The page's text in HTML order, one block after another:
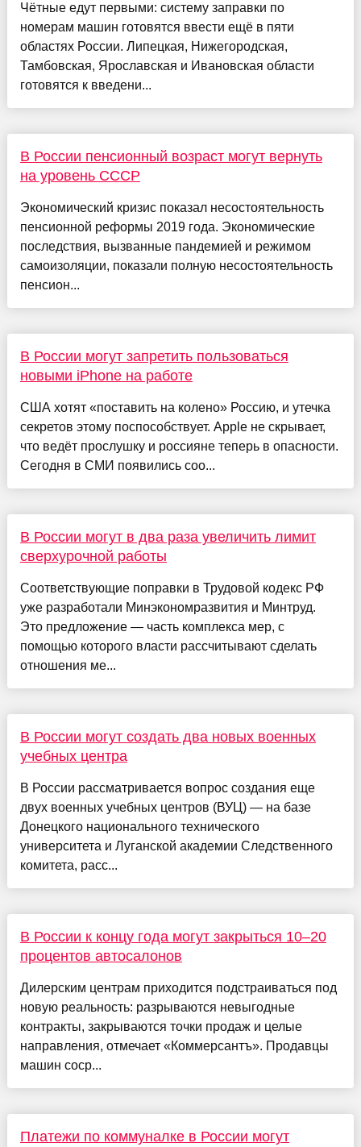
Чётные едут первыми: систему заправки по
номерам машин готовятся ввести ещё в пяти
областях России. Липецкая, Нижегородская,
Тамбовская, Ярославская и Ивановская области
готовятся к введени...
В России пенсионный возраст могут вернуть
на уровень СССР
Экономический кризис показал несостоятельность
пенсионной реформы 2019 года. Экономические
последствия, вызванные пандемией и режимом
самоизоляции, показали полную несостоятельность
пенсион...
В России могут запретить пользоваться
новыми iPhone на работе
США хотят «поставить на колено» Россию, и утечка
секретов этому поспособствует. Apple не скрывает,
что ведёт прослушку и россияне теперь в опасности.
Сегодня в СМИ появились соо...
В России могут в два раза увеличить лимит
сверхурочной работы
Соответствующие поправки в Трудовой кодекс РФ
уже разработали Минэкономразвития и Минтруд.
Это предложение — часть комплекса мер, с
помощью которого власти рассчитывают сделать
отношения ме...
В России могут создать два новых военных
учебных центра
В России рассматривается вопрос создания еще
двух военных учебных центров (ВУЦ) — на базе
Донецкого национального технического
университета и Луганской академии Следственного
комитета, расс...
В России к концу года могут закрыться 10–20
процентов автосалонов
Дилерским центрам приходится подстраиваться под
новую реальность: разрываются невыгодные
контракты, закрываются точки продаж и целые
направления, отмечает «Коммерсантъ». Продавцы
машин соср...
Платежи по коммуналке в России могут